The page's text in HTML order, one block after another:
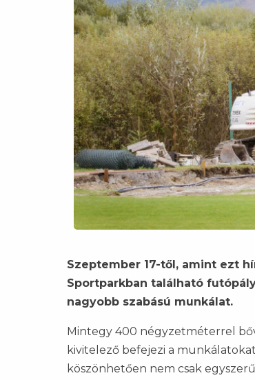
Szeptember 17-től, amint ezt
Sportparkban található
nagyobb szabású munkálat.
Mintegy 400 négyzetméterrel
kivitelező befejezi a
köszönhetően nem csak